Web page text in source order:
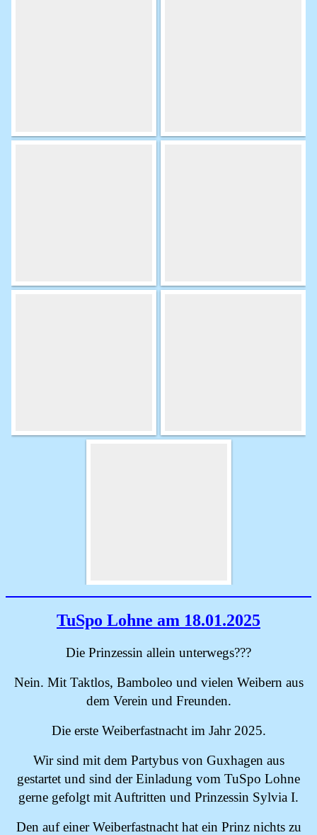
TuSpo Lohne am 18.01.2025
Die Prinzessin allein unterwegs???
Nein. Mit Taktlos, Bamboleo und vielen Weibern aus
dem Verein und Freunden.
Die erste Weiberfastnacht im Jahr 2025.
Wir sind mit dem Partybus von Guxhagen aus
gestartet und sind der Einladung vom TuSpo Lohne
gerne gefolgt mit Auftritten und Prinzessin Sylvia I.
Den auf einer Weiberfastnacht hat ein Prinz nichts zu